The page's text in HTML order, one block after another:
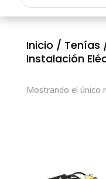
Inicio / Tenías
Instalación
Mostrando el único